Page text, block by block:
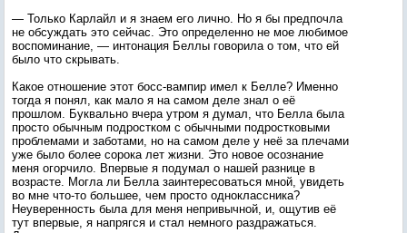
— Только Карлайл и я знаем его лично. Но я бы предпочла
не обсуждать это сейчас. Это определенно не мое любимое
воспоминание, — интонация Беллы говорила о том, что ей
было что скрывать.
Какое отношение этот босс-вампир имел к Белле? Именно
тогда я понял, как мало я на самом деле знал о её
прошлом. Буквально вчера утром я думал, что Белла была
просто обычным подростком с обычными подростковыми
проблемами и заботами, но на самом деле у неё за плечами
уже было более сорока лет жизни. Это новое осознание
меня огорчило. Впервые я подумал о нашей разнице в
возрасте. Могла ли Белла заинтересоваться мной, увидеть
во мне что-то большее, чем просто одноклассника?
Неуверенность была для меня непривычной, и, ощутив её
тут впервые, я напрягся и стал немного раздражаться.